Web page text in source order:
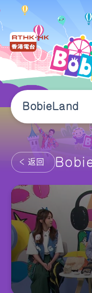
BobieLand
返回